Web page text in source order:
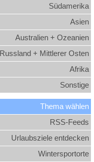
Südamerika
Asien
Australien + Ozeanien
Russland + Mittlerer Osten
Afrika
Sonstige
Thema wählen
RSS-Feeds
Urlaubsziele entdecken
Wintersportorte